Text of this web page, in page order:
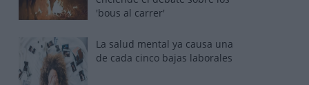
'bous al carrer'
La salud mental ya causa una
de cada cinco bajas laborales